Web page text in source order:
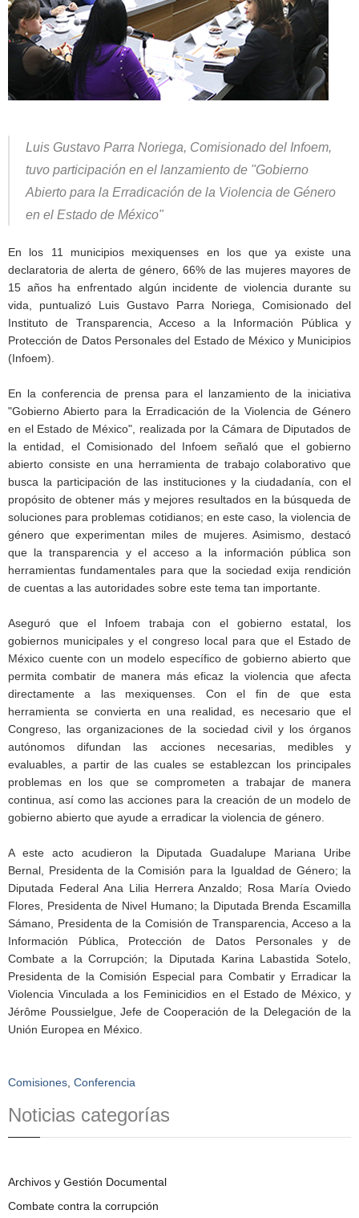
Luis Gustavo Parra Noriega, Comisionado del Infoem,
tuvo participación en el lanzamiento de "Gobierno
Abierto para la Erradicación de la Violencia de Género
en el Estado de México"
En los 11 municipios mexiquenses en los que ya existe una
declaratoria de alerta de género, 66% de las mujeres mayores de
15 años ha enfrentado algún incidente de violencia durante su
vida, puntualizó Luis Gustavo Parra Noriega, Comisionado del
Instituto de Transparencia, Acceso a la Información Pública y
Protección de Datos Personales del Estado de México y Municipios
(Infoem).
En la conferencia de prensa para el lanzamiento de la iniciativa
"Gobierno Abierto para la Erradicación de la Violencia de Género
en el Estado de México", realizada por la Cámara de Diputados de
la entidad, el Comisionado del Infoem señaló que el gobierno
abierto consiste en una herramienta de trabajo colaborativo que
busca la participación de las instituciones y la ciudadanía, con el
propósito de obtener más y mejores resultados en la búsqueda de
soluciones para problemas cotidianos; en este caso, la violencia de
género que experimentan miles de mujeres. Asimismo, destacó
que la transparencia y el acceso a la información pública son
herramientas fundamentales para que la sociedad exija rendición
de cuentas a las autoridades sobre este tema tan importante.
Aseguró que el Infoem trabaja con el gobierno estatal, los
gobiernos municipales y el congreso local para que el Estado de
México cuente con un modelo específico de gobierno abierto que
permita combatir de manera más eficaz la violencia que afecta
directamente a las mexiquenses. Con el fin de que esta
herramienta se convierta en una realidad, es necesario que el
Congreso, las organizaciones de la sociedad civil y los órganos
autónomos difundan las acciones necesarias, medibles y
evaluables, a partir de las cuales se establezcan los principales
problemas en los que se comprometen a trabajar de manera
continua, así como las acciones para la creación de un modelo de
gobierno abierto que ayude a erradicar la violencia de género.
A este acto acudieron la Diputada Guadalupe Mariana Uribe
Bernal, Presidenta de la Comisión para la Igualdad de Género; la
Diputada Federal Ana Lilia Herrera Anzaldo; Rosa María Oviedo
Flores, Presidenta de Nivel Humano; la Diputada Brenda Escamilla
Sámano, Presidenta de la Comisión de Transparencia, Acceso a la
Información Pública, Protección de Datos Personales y de
Combate a la Corrupción; la Diputada Karina Labastida Sotelo,
Presidenta de la Comisión Especial para Combatir y Erradicar la
Violencia Vinculada a los Feminicidios en el Estado de México, y
Jérôme Poussielgue, Jefe de Cooperación de la Delegación de la
Unión Europea en México.
Comisiones Conferencia
Noticias categorías
Archivos y Gestión Documental
Combate contra la corrupción